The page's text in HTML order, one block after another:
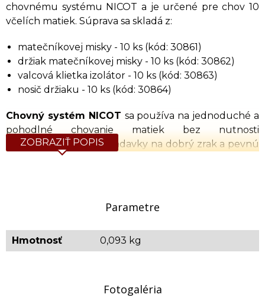
chovnému systému NICOT a je určené pre chov 10
včelích matiek. Súprava sa skladá z:
matečníkovej misky - 10 ks (kód: 30861)
držiak matečníkovej misky - 10 ks (kód: 30862)
valcová klietka izolátor - 10 ks (kód: 30863)
nosič držiaku - 10 ks (kód: 30864)
Chovný systém NICOT sa používa na jednoduché a
pohodlné chovanie matiek bez nutnosti
prelarvovania, bez požiadavky na dobrý zrak a pevnú
ruku. Prelarvovací systém Nicot zabezpečuje
pripravených materských misiek položila vajíčka. Keď
misky zakladie, matku pustite a počkajte 3 dni, kým
preložte do béžových držiakov a následne ich
nasuňte na hnedé nosiče upevnené na chovnom
ZOBRAZIŤ POPIS
Parametre
Hmotnosť 0,093 kg
Fotogaléria